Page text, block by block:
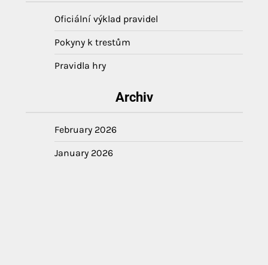
Oficiální výklad pravidel
Pokyny k trestům
Pravidla hry
Archiv
February 2026
January 2026